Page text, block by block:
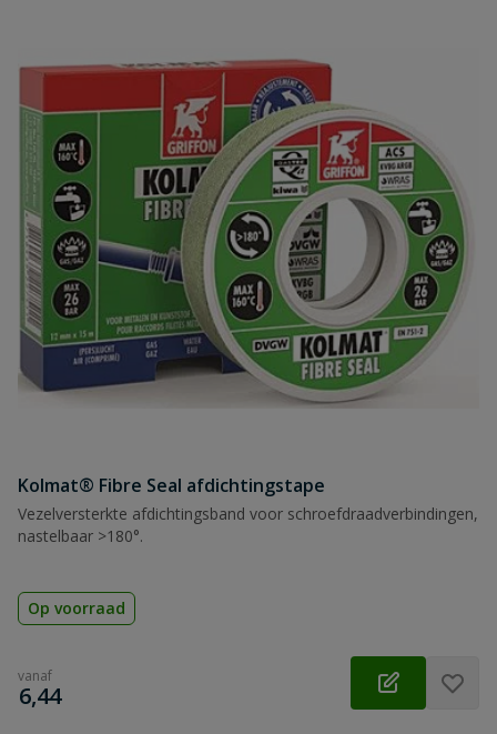
Kolmat® Fibre Seal afdichtingstape
Vezelversterkte afdichtingsband voor schroefdraadverbindingen,
nastelbaar >180°.
Op voorraad
vanaf
€
6,44